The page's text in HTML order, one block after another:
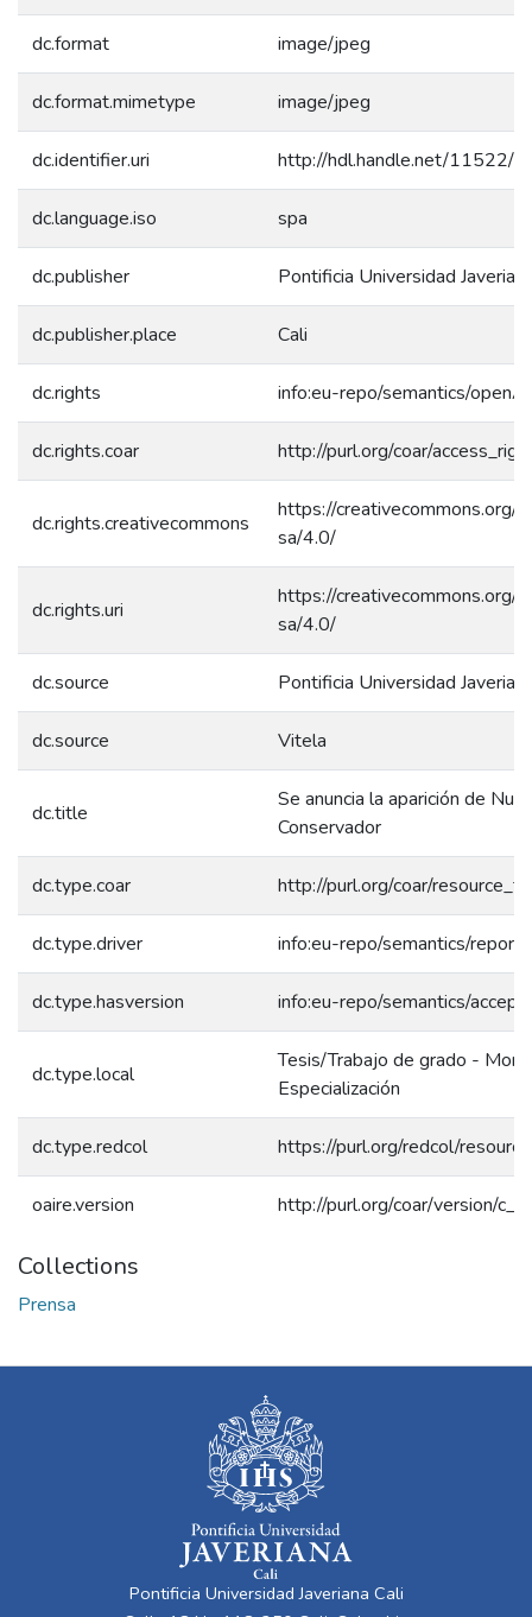
dc.format image/jpeg
dc.format.mimetype image/jpeg
dc.identifier.uri http://hdl.handle.net/11522/
dc.language.iso spa
dc.publisher Pontificia Universidad
dc.publisher.place Cali
dc.rights info:eu-repo/semantics/
dc.rights.coar http://purl.org/coar/
dc.rights.creativecommons
https://creativecommons.org/
sa/4.0/
dc.rights.uri
https://creativecommons.org/
sa/4.0/
dc.source Pontificia Universidad
dc.source Vitela
dc.title
Se anuncia la aparición de
Conservador
dc.type.coar http://purl.org/coar/
dc.type.driver info:eu-repo/semantics/report
dc.type.hasversion info:eu-repo/semantics/
dc.type.local
Tesis/Trabajo de grado -
Especialización
dc.type.redcol https://purl.org/redcol/
oaire.version http://purl.org/coar/version/
Collections
Prensa
Pontificia Universidad Javeriana Cali